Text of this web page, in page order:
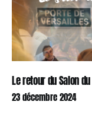
Le retour du Salon
23 décembre 2024